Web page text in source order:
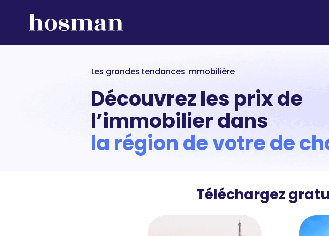
Découvrez les prix de
l’immobilier dans
la région de votre de
Les grandes tendances immobilière
Téléchargez